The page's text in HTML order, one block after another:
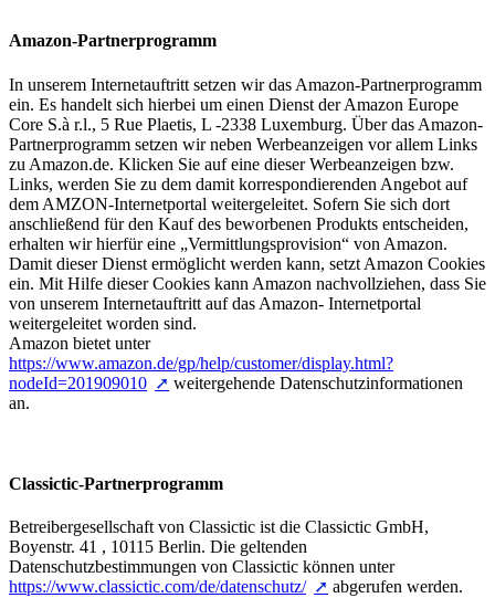
Amazon-Partnerprogramm
In unserem Internetauftritt setzen wir das Amazon-Partnerprogramm
ein. Es handelt sich hierbei um einen Dienst der Amazon Europe
Core S.à r.l., 5 Rue Plaetis, L -2338 Luxemburg. Über das Amazon-
Partnerprogramm setzen wir neben Werbeanzeigen vor allem Links
zu Amazon.de. Klicken Sie auf eine dieser Werbeanzeigen bzw.
Links, werden Sie zu dem damit korrespondierenden Angebot auf
dem AMZON-Internetportal weitergeleitet. Sofern Sie sich dort
anschließend für den Kauf des beworbenen Produkts entscheiden,
erhalten wir hierfür eine „Vermittlungsprovision“ von Amazon.
Damit dieser Dienst ermöglicht werden kann, setzt Amazon Cookies
ein. Mit Hilfe dieser Cookies kann Amazon nachvollziehen, dass Sie
von unserem Internetauftritt auf das Amazon- Internetportal
weitergeleitet worden sind.
Amazon bietet unter
https://www.amazon.de/gp/help/customer/display.html?
nodeId=201909010
weitergehende Datenschutzinformationen
an.
Classictic-Partnerprogramm
Betreibergesellschaft von Classictic ist die Classictic GmbH,
Boyenstr. 41 , 10115 Berlin. Die geltenden
Datenschutzbestimmungen von Classictic können unter
https://www.classictic.com/de/datenschutz/
abgerufen werden.